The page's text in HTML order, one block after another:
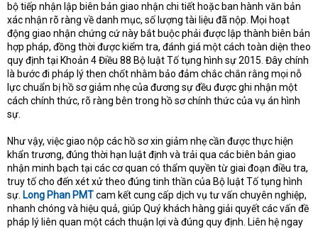
bộ tiếp nhận lập biên bản giao nhận chi tiết hoặc ban hành văn bản
xác nhận rõ ràng về danh mục, số lượng tài liệu đã nộp. Mọi hoạt
động giao nhận chứng cứ này bắt buộc phải được lập thành biên bản
hợp pháp, đồng thời được kiểm tra, đánh giá một cách toàn diện theo
quy định tại Khoản 4 Điều 88 Bộ luật Tố tụng hình sự 2015. Đây chính
là bước đi pháp lý then chốt nhằm bảo đảm chắc chắn rằng mọi nỗ
lực chuẩn bị hồ sơ giảm nhẹ của đương sự đều được ghi nhận một
cách chính thức, rõ ràng bên trong hồ sơ chính thức của vụ án hình
sự.
Như vậy, việc giao nộp các hồ sơ xin giảm nhẹ cần được thực hiện
khẩn trương, đúng thời hạn luật định và trải qua các biên bản giao
nhận minh bạch tại các cơ quan có thẩm quyền từ giai đoạn điều tra,
truy tố cho đến xét xử theo đúng tinh thần của Bộ luật Tố tụng hình
sự. Long Phan PMTcam kết cung cấp dịch vụ tư vấn chuyên nghiệp,
nhanh chóng và hiệu quả, giúp Quý khách hàng giải quyết các vấn đề
pháp lý liên quan một cách thuận lợi và đúng quy định. Liên hệ ngay